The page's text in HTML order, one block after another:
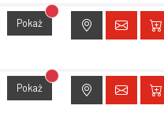
Pokaż Brak dostępu do lokalizacji
Pokaż Brak dostępu do lokalizacji